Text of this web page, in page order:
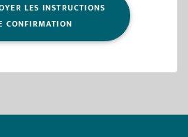
LES INSTRUCTIONS
CONFIRMATION